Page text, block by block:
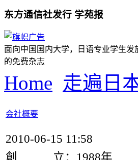
东方通信社发行 学苑报
面向中国国内大学，日语专业学生发
的免费杂志
Home 走遍日
会社概要
2010-06-15 11:58
創 立：1988年